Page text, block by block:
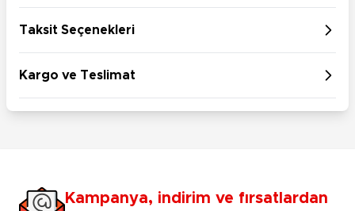
Taksit Seçenekleri
Kargo ve Teslimat
Kampanya, indirim ve fırsatlardan